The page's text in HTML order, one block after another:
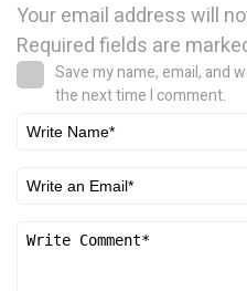
Your email address will
Required fields are
Save my name, email, and
the next time I comment.